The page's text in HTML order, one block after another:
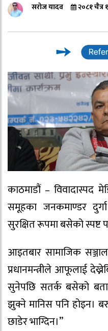
सरोज यादव २०८१ चैत्र
काठमाडौं – विवादास्पद
समूहका जनकमाण्डर
सुरक्षित रूपमा बसेको स्पष्ट
आइतबार सामाजिक
प्रधानमन्त्रीले आफूलाई
सुनेपछि सतर्क बसेको
झुक्ने मानिस पनि होइन।
छाडेर भाग्दिन।”